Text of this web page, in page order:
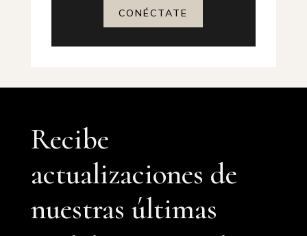
CONÉCTATE
Recibe
actualizaciones de
nuestras últimas